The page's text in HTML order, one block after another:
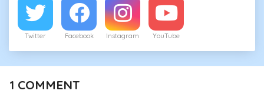
Twitter Facebook Instagram YouTube
1 COMMENT